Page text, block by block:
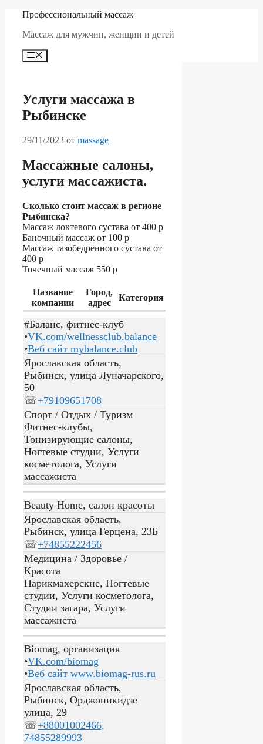
Перейти
содержимому
Профессиональный массаж
Массаж для мужчин, женщин и детей
Меню
Услуги массажа в
Рыбинске
29/11/2023 от massage
Массажные салоны,
услуги массажиста.
Сколько стоит массаж в регионе
Рыбинска?
Массаж локтевого сустава от 400 р
Баночный массаж от 100 р
Массаж тазобедренного сустава от
400 р
Точечный массаж 550 р
Название
компании
Город,
адрес
Категория
#Баланс, фитнес-клуб
•VK.com/wellnessclub.balance
•Веб сайт mybalance.club
Ярославская область,
Рыбинск, улица Луначарского,
50
☏+79109651708
Спорт / Отдых / Туризм
Фитнес-клубы,
Тонизирующие салоны,
Ногтевые студии, Услуги
косметолога, Услуги
массажиста
Beauty Home, салон красоты
Ярославская область,
Рыбинск, улица Герцена, 23Б
☏+74855222456
Медицина / Здоровье /
Красота
Парикмахерские, Ногтевые
студии, Услуги косметолога,
Студии загара, Услуги
массажиста
Biomag, организация
•VK.com/biomag
•Веб сайт www.biomag-rus.ru
Ярославская область,
Рыбинск, Орджоникидзе
улица, 29
☏+88001002466,
74855289993